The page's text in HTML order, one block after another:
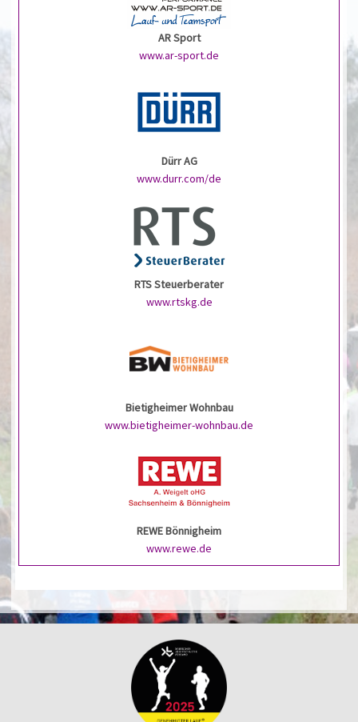
AR Sport
www.ar-sport.de
Dürr AG
www.durr.com/de
RTS Steuerberater
www.rtskg.de
Bietigheimer Wohnbau
www.bietigheimer-wohnbau.de
REWE Bönnigheim
www.rewe.de